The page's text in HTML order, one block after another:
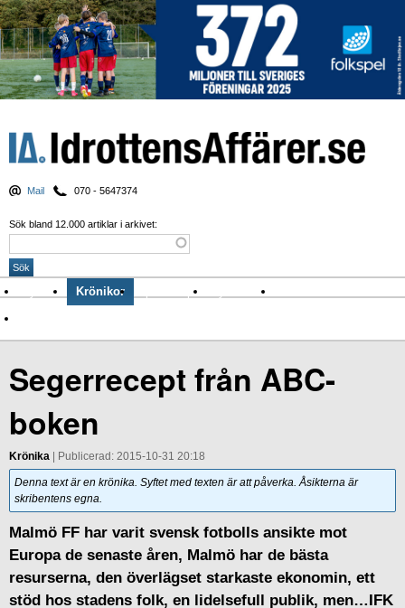
Mail 070 - 5647374
Sök bland 12.000 artiklar i arkivet:
Nyheter Krönikor Sport & spel Nyhetsbrev
Segerrecept från ABC-
boken
Krönika | Publicerad: 2015-10-31 20:18
Denna text är en krönika. Syftet med texten är att påverka. Åsikterna är
skribentens egna.
Malmö FF har varit svensk fotbolls ansikte mot
Europa de senaste åren, Malmö har de bästa
resurserna, den överlägset starkaste ekonomin, ett
stöd hos stadens folk, en lidelsefull publik, men…IFK